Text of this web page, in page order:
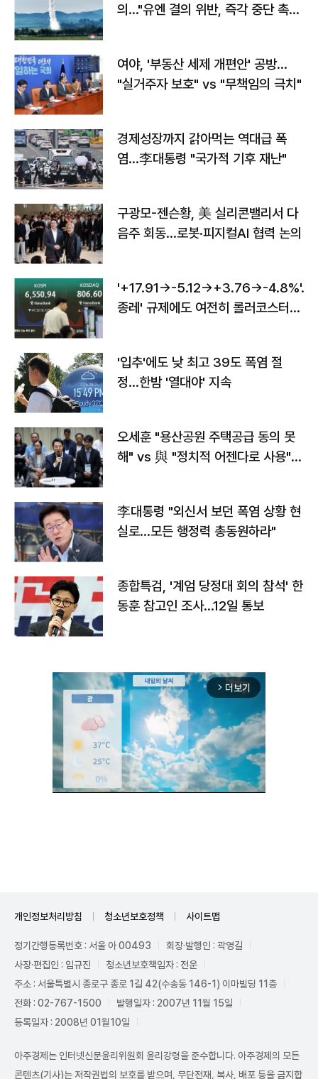
의…"유엔 결의 위반, 즉각 중단 촉
여야, '부동산 세제 개편안' 공방…
"실거주자 보호" vs "무책임의 극치"
경제성장까지 갉아먹는 역대급 폭
염…李대통령 "국가적 기후 재난"
구광모-젠슨황, 美 실리콘밸리서 다
음주 회동…로봇·피지컬AI 협력 논의
'+17.91→-5.12→+3.76→-4.8%'…'
종레' 규제에도 여전히 롤러코스터
'입추'에도 낮 최고 39도 폭염 절
정…한밤 '열대야' 지속
오세훈 "용산공원 주택공급 동의 못
해" vs 與 "정치적 어젠다로 사용"
李대통령 "외신서 보던 폭염 상황 현
실로…모든 행정력 총동원하라"
종합특검, '계엄 당정대 회의 참석' 한
동훈 참고인 조사...12일 통보
arrow_forward_ios 더보기
개인정보처리방침 청소년보호정책 사이트맵
정기간행등록번호 : 서울 아 00493
회장·발행인 : 곽영길
사장·편집인 : 임규진
청소년보호책임자 : 전운
주소 : 서울특별시 종로구 종로 1길 42(수송동 146-1) 이마빌딩 11층
전화 : 02-767-1500
발행일자 : 2007년 11월 15일
등록일자 : 2008년 01월10일
아주경제는 인터넷신문윤리위원회 윤리강령을 준수합니다. 아주경제의 모든
콘텐츠(기사)는 저작권법의 보호를 받으며, 무단전재, 복사, 배포 등을 금지합